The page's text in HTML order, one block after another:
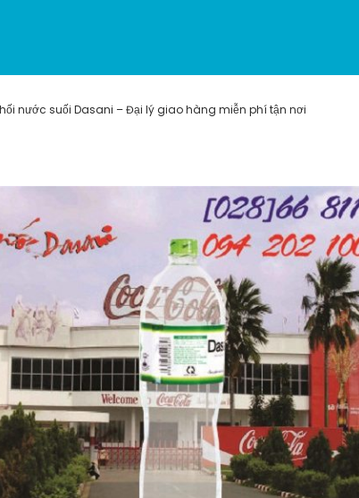
nước suối Dasani – Đại lý giao hàng miễn phí tận nơi